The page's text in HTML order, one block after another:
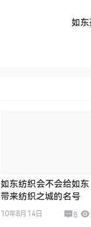
如
如东纺织会不会给如东
带来纺织之城的名号
10年8月14日 8